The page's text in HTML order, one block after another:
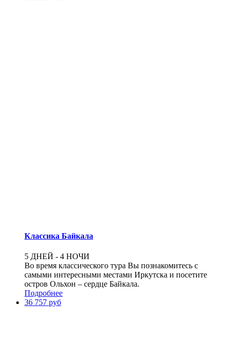
Классика Байкала
5 ДНЕЙ - 4 НОЧИ
Во время классического тура Вы познакомитесь с
самыми интересными местами Иркутска и посетите
остров Ольхон – сердце Байкала.
Подробнее
36 757 руб